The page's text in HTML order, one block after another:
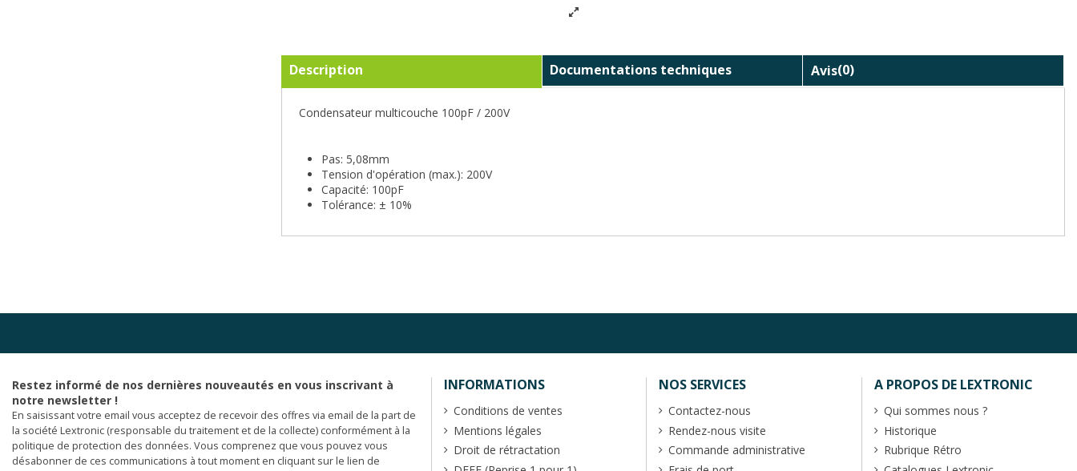
Description Documentations techniques Avis(0)
Condensateur multicouche 100pF / 200V
Pas: 5,08mm
Tension d'opération (max.): 200V
Capacité: 100pF
Tolérance: ± 10%
Restez informé de nos dernières nouveautés en vous inscrivant à
notre newsletter !
En saisissant votre email vous acceptez de recevoir des offres via email de la part de
la société Lextronic (responsable du traitement et de la collecte) conformément à la
politique de protection des données. Vous comprenez que vous pouvez vous
désabonner de ces communications à tout moment en cliquant sur le lien de
INFORMATIONS
Conditions de ventes
Mentions légales
Droit de rétractation
NOS SERVICES
Contactez-nous
Rendez-nous visite
Commande administrative
A PROPOS DE LEXTRONIC
Qui sommes nous ?
Historique
Rubrique Rétro